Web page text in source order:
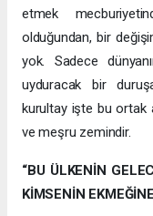
etmek
olduğundan, bir
yok. Sadece
uyduracak bir
kurultay işte bu ortak
ve meşru zemindir.
“BU ÜLKENİN
KİMSENİN